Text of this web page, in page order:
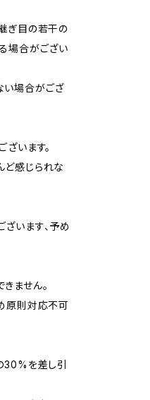
ぎ目の若干の
場合がござい
い場合がござ
います。
ど感じられな
います、予め
ません。
原則対応不可
を差し引